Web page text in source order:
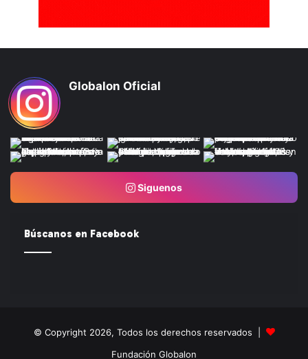
Globalon Oficial
Siguenos
Búscanos en Facebook
© Copyright 2026, Todos los derechos reservados |
Fundación Globalon